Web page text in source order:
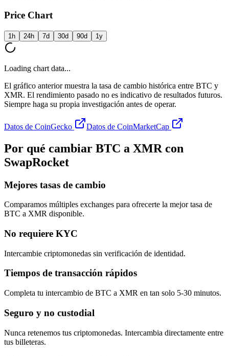
Price Chart
1h 24h 7d 30d 90d 1y
Loading chart data...
El gráfico anterior muestra la tasa de cambio histórica entre BTC y
XMR. El rendimiento pasado no es indicativo de resultados futuros.
Siempre haga su propia investigación antes de operar.
Datos de CoinGecko Datos de CoinMarketCap
Por qué cambiar BTC a XMR con
SwapRocket
Mejores tasas de cambio
Comparamos múltiples exchanges para ofrecerte la mejor tasa de
BTC a XMR disponible.
No requiere KYC
Intercambie criptomonedas sin verificación de identidad.
Tiempos de transacción rápidos
Completa tu intercambio de BTC a XMR en tan solo 5-30 minutos.
Seguro y no custodial
Nunca retenemos tus criptomonedas. Intercambia directamente entre
tus billeteras.